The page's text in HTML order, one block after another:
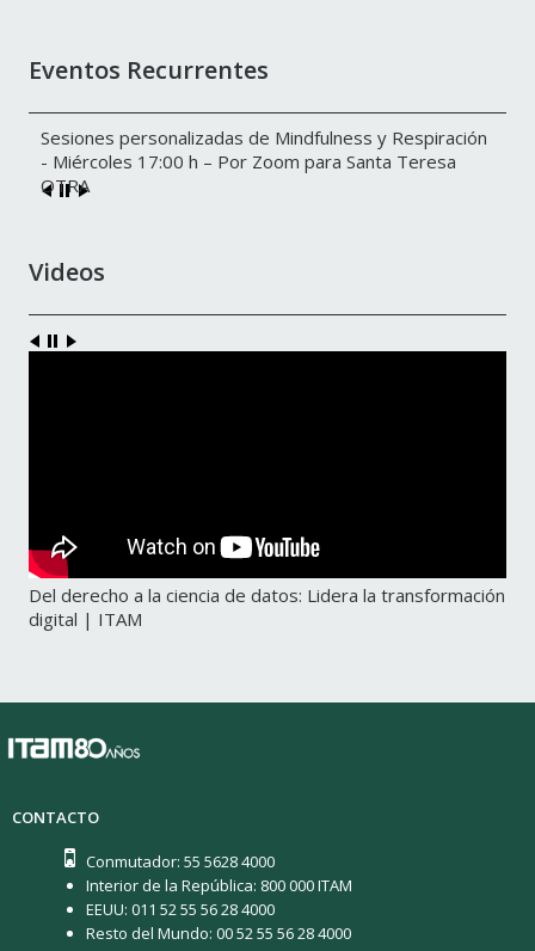
Eventos Recurrentes
Sesiones personalizadas de Mindfulness y Respiración
- Miércoles 17:00 h – Por Zoom para Santa Teresa
OTRA
Videos
Del derecho a la ciencia de datos: Lidera la transformación
digital | ITAM
CONTACTO
Conmutador: 55 5628 4000
Interior de la República: 800 000 ITAM
EEUU: 011 52 55 56 28 4000
Resto del Mundo: 00 52 55 56 28 4000